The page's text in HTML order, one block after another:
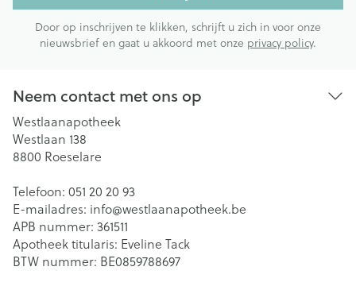
Door op inschrijven te klikken, schrijft u zich in voor onze
nieuwsbrief en gaat u akkoord met onze privacy policy.
Neem contact met ons op
Westlaanapotheek
Westlaan 138
8800 Roeselare
Telefoon: 051 20 20 93
E-mailadres: info@westlaanapotheek.be
APB nummer: 361511
Apotheek titularis: Eveline Tack
BTW nummer: BE0859788697